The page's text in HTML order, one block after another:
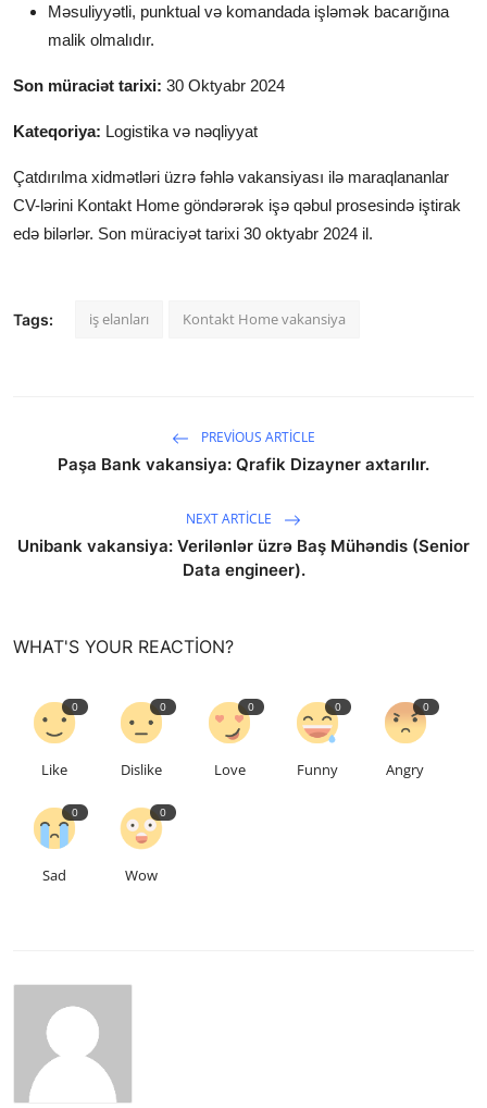
Məsuliyyətli, punktual və komandada işləmək bacarığına
malik olmalıdır.
Son müraciət tarixi: 30 Oktyabr 2024
Kateqoriya: Logistika və nəqliyyat
Çatdırılma xidmətləri üzrə fəhlə vakansiyası ilə maraqlananlar
CV-lərini Kontakt Home göndərərək işə qəbul prosesində iştirak
edə bilərlər. Son müraciyət tarixi 30 oktyabr 2024 il.
Tags: iş elanları Kontakt Home vakansiya
PREVIOUS ARTICLE
Paşa Bank vakansiya: Qrafik Dizayner axtarılır.
NEXT ARTICLE
Unibank vakansiya: Verilənlər üzrə Baş Mühəndis (Senior
Data engineer).
WHAT'S YOUR REACTION?
0
Like
0
Dislike
0
Love
0
Funny
0
Angry
0
Sad
0
Wow